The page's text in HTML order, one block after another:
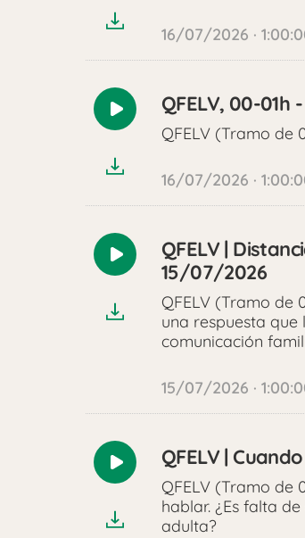
16/07/2026 ·
Reproducir
QFELV, 00-01h
QFELV (Tramo de
16/07/2026 ·
Reproducir
QFELV |
15/07/2026
QFELV (Tramo de
una respuesta que
comunicación
15/07/2026 ·
Reproducir
QFELV |
QFELV (Tramo de
hablar. ¿Es falta
adulta?